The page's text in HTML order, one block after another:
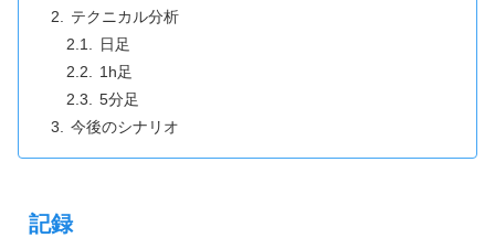
テクニカル分析
日足
1h足
5分足
今後のシナリオ
記録